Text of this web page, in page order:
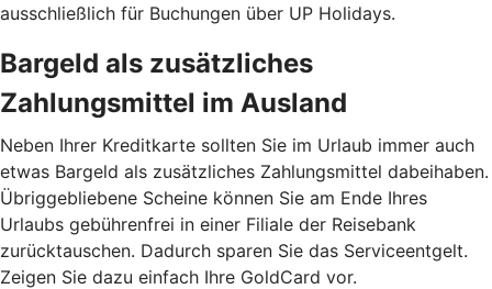
ausschließlich für Buchungen über UP Holidays.
Bargeld als zusätzliches
Zahlungsmittel im Ausland
Neben Ihrer Kreditkarte sollten Sie im Urlaub immer auch
etwas Bargeld als zusätzliches Zahlungsmittel dabeihaben.
Übriggebliebene Scheine können Sie am Ende Ihres
Urlaubs gebührenfrei in einer Filiale der Reisebank
zurücktauschen. Dadurch sparen Sie das Serviceentgelt.
Zeigen Sie dazu einfach Ihre GoldCard vor.